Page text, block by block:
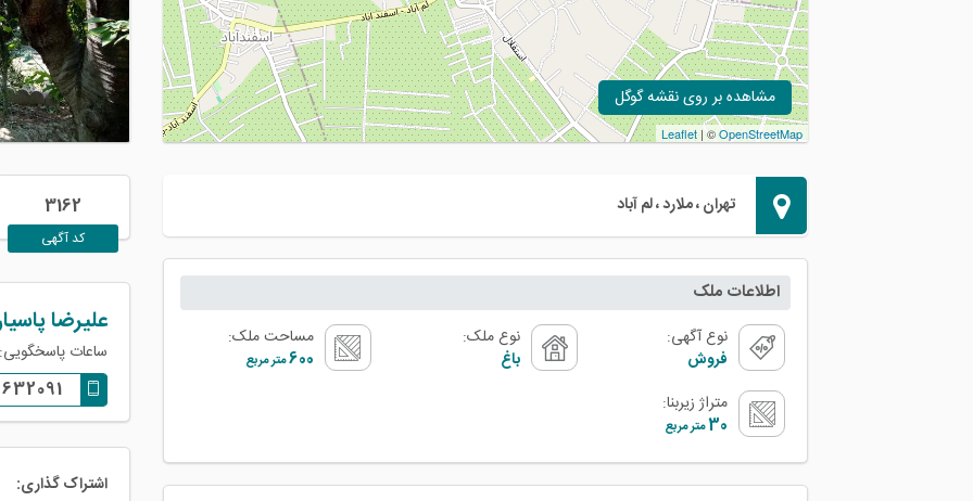
3162
کد آگهی
Leaflet | ©OpenStreetMap
مشاهده بر روی نقشه گوگل
تهران ، ملارد ، لم آباد
اطلاعات ملک
نوع آگهی:
فروش
نوع ملک:
باغ
مساحت ملک:
600متر مربع
متراژ زیربنا:
30متر مربع
علیرضا
ساعات پاسخگویی: 09:00 الی
اشتراک گذاری: